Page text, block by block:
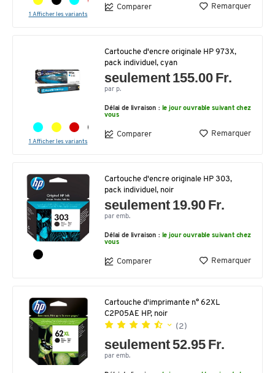
1 Afficher les variants
Comparer Remarquer
1 Afficher les variants
Cartouche d'encre originale HP 973X,
pack individuel, cyan
seulement 155.00 Fr.
par p.
Délai de livraison : le jour ouvrable suivant chez
vous
Comparer Remarquer
Cartouche d'encre originale HP 303,
pack individuel, noir
seulement 19.90 Fr.
par emb.
Délai de livraison : le jour ouvrable suivant chez
vous
Comparer Remarquer
Cartouche d'imprimante n° 62XL
C2P05AE HP, noir
(2)
seulement 52.95 Fr.
par emb.